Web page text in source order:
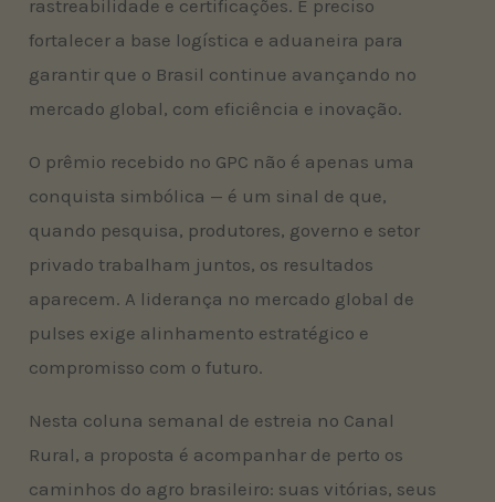
rastreabilidade e certificações. É preciso
fortalecer a base logística e aduaneira para
garantir que o Brasil continue avançando no
mercado global, com eficiência e inovação.
O prêmio recebido no GPC não é apenas uma
conquista simbólica — é um sinal de que,
quando pesquisa, produtores, governo e setor
privado trabalham juntos, os resultados
aparecem. A liderança no mercado global de
pulses exige alinhamento estratégico e
compromisso com o futuro.
Nesta coluna semanal de estreia no Canal
Rural, a proposta é acompanhar de perto os
caminhos do agro brasileiro: suas vitórias, seus